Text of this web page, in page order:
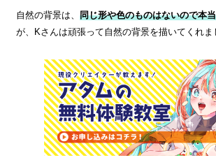
自然の背景は、 同じ形や色のものはないので本
が、Kさんは頑張って自然の背景を描いてくれま